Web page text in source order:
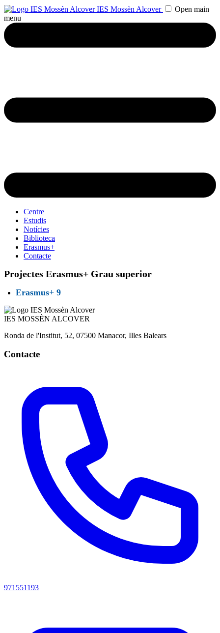
IES Mossèn Alcover
Open main
menu
Centre
Estudis
Notícies
Biblioteca
Erasmus+
Contacte
Projectes Erasmus+ Grau superior
Erasmus+ 9
IES MOSSÈN ALCOVER
Ronda de l'Institut, 52, 07500 Manacor, Illes Balears
Contacte
971551193